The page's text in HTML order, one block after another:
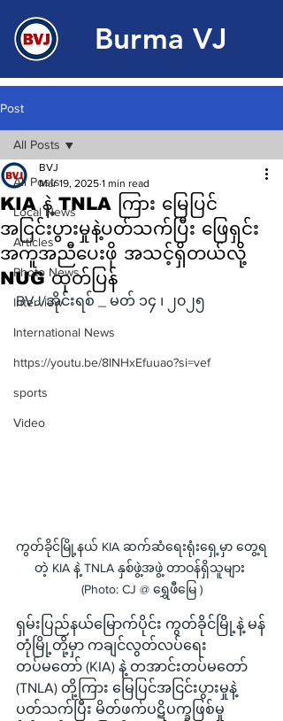
Burma VJ
Post
All Posts
Local News
Articles
Photo News
Interview
International News
https://youtu.be/8lNHxEfuuao?si=vef
sports
Video
All Posts
KIA နဲ့ TNLA ကြား မြေပြင်
အငြင်းပွားမှုနဲ့ပတ်သက်ပြီး ဖြေရှင်း
အကူအညီပေးဖို အသင့်ရှိတယ်လို့
NUG ထုတ်ပြန်
BVJ
Mar 19, 2025 1 min read
BVJ/အိုင်းရစ် _ မတ် ၁၄ ၊ ၂၀၂၅
ကွတ်ခိုင်မြို့နယ် KIA ဆက်ဆံရေးရုံးရှေ့မှာ တွေ့ရ
တဲ့ KIA နဲ့ TNLA နှစ်ဖွဲ့အဖွဲ့ တာဝန်ရှိသူများ
(Photo: CJ @ ရွှေဖီမြေ )
ရှမ်းပြည်နယ်မြောက်ပိုင်း ကွတ်ခိုင်မြို့နဲ့ မန်
တုံမြို့တို့မှာ ကချင်လွတ်လပ်ရေး
တပ်မတော် (KIA) နဲ့ တအာင်းတပ်မတော်
(TNLA) တို့ကြား မြေပြင်အငြင်းပွားမှုနဲ့
ပတ်သက်ပြီး မိတ်ဖက်ပဋိပက္ခဖြစ်မှု